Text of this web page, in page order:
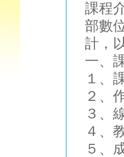
課程
部數
計，
一、
１、
２、
３、
４、
５、